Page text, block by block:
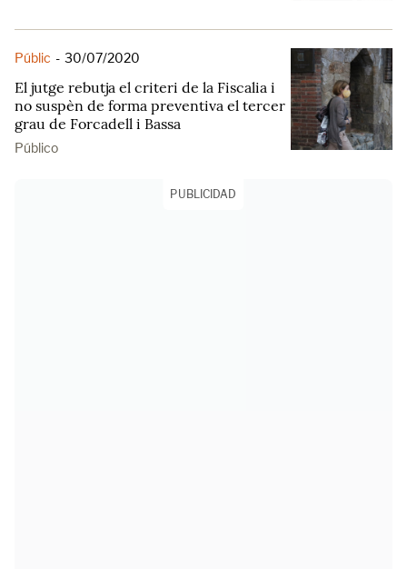
Públic - 30/07/2020
El jutge rebutja el criteri de la Fiscalia i
no suspèn de forma preventiva el tercer
grau de Forcadell i Bassa
Público
PUBLICIDAD